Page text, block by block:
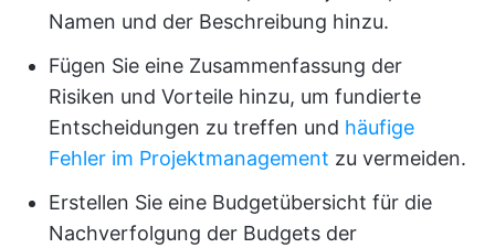
Namen und der Beschreibung hinzu.
Fügen Sie eine Zusammenfassung der
Risiken und Vorteile hinzu, um fundierte
Entscheidungen zu treffen und häufige
Fehler im Projektmanagement zu vermeiden.
Erstellen Sie eine Budgetübersicht für die
Nachverfolgung der Budgets der